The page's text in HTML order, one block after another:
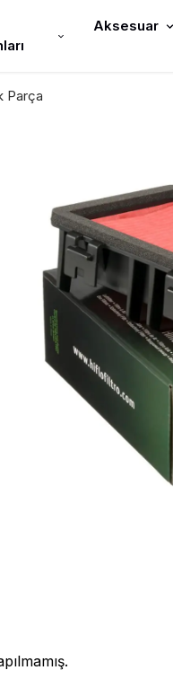
Aksesuar
Parça